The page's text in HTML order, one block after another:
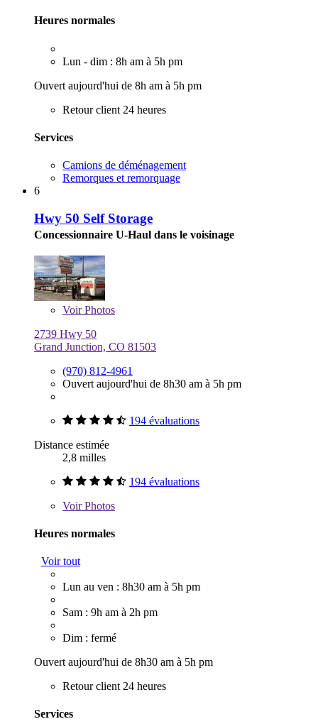
Heures normales
Lun - dim : 8h am à 5h pm
Ouvert aujourd'hui de 8h am à 5h pm
Retour client 24 heures
Services
Camions de déménagement
Remorques et remorquage
6
Hwy 50 Self Storage
Concessionnaire U-Haul dans le voisinage
VoirPhotos
2739 Hwy 50
Grand Junction, CO 81503
(970) 812-4961
Ouvert aujourd'hui de 8h30 am à 5h pm
194 évaluations
Distance estimée
2,8 milles
194 évaluations
VoirPhotos
Heures normales
Voir tout
Lun au ven : 8h30 am à 5h pm
Sam : 9h am à 2h pm
Dim : fermé
Ouvert aujourd'hui de 8h30 am à 5h pm
Retour client 24 heures
Services